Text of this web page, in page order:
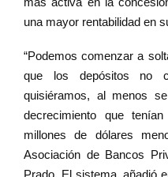
una mayor rentabilidad en
“Podemos comenzar a
que los depósitos no
quisiéramos, al menos
decrecimiento que
millones de dólares
Asociación de Bancos
Prado. El sistema, añadió